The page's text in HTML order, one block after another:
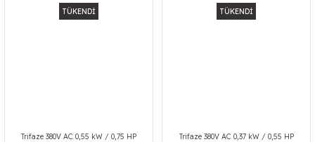
TÜKENDİ
Trifaze 380V AC 0,55 kW / 0,75 HP
TÜKENDİ
Trifaze 380V AC 0,37 kW / 0,55 HP